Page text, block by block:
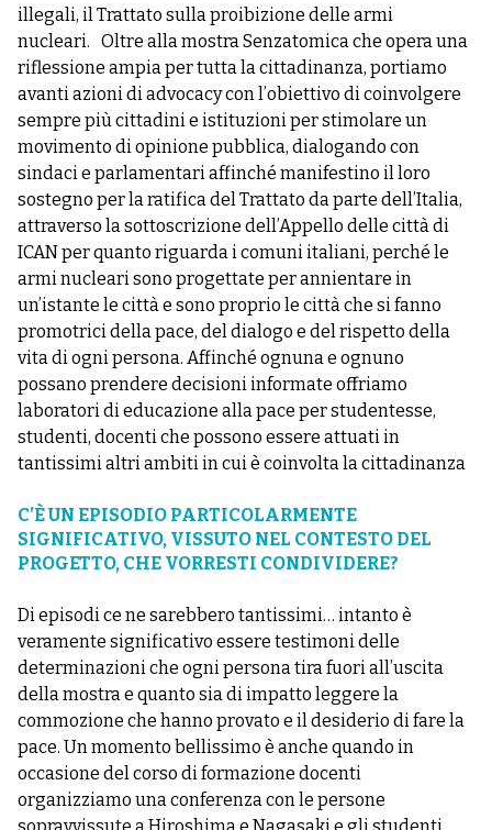
illegali, il Trattato sulla proibizione delle armi
nucleari. Oltre alla mostra Senzatomica che opera una
riflessione ampia per tutta la cittadinanza, portiamo
avanti azioni di advocacy con l’obiettivo di coinvolgere
sempre più cittadini e istituzioni per stimolare un
movimento di opinione pubblica, dialogando con
sindaci e parlamentari affinché manifestino il loro
sostegno per la ratifica del Trattato da parte dell’Italia,
attraverso la sottoscrizione dell’Appello delle città di
ICAN per quanto riguarda i comuni italiani, perché le
armi nucleari sono progettate per annientare in
un’istante le città e sono proprio le città che si fanno
promotrici della pace, del dialogo e del rispetto della
vita di ogni persona. Affinché ognuna e ognuno
possano prendere decisioni informate offriamo
laboratori di educazione alla pace per studentesse,
studenti, docenti che possono essere attuati in
tantissimi altri ambiti in cui è coinvolta la cittadinanza
C’È UN EPISODIO PARTICOLARMENTE
SIGNIFICATIVO, VISSUTO NEL CONTESTO DEL
PROGETTO, CHE VORRESTI CONDIVIDERE?
Di episodi ce ne sarebbero tantissimi… intanto è
veramente significativo essere testimoni delle
determinazioni che ogni persona tira fuori all’uscita
della mostra e quanto sia di impatto leggere la
commozione che hanno provato e il desiderio di fare la
pace. Un momento bellissimo è anche quando in
occasione del corso di formazione docenti
organizziamo una conferenza con le persone